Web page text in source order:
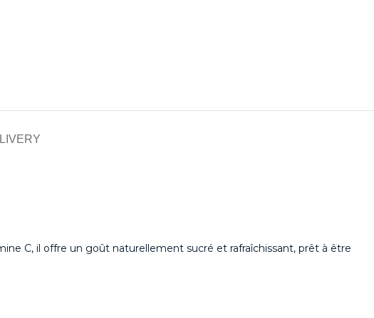
C, il offre un goût naturellement sucré et rafraîchissant, prêt à être